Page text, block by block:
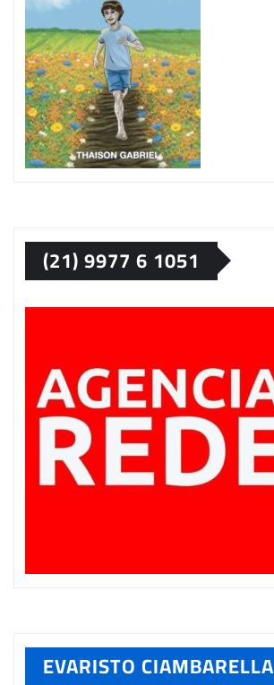
(21) 9977 6 1051
EVARISTO CIAMBARELLA